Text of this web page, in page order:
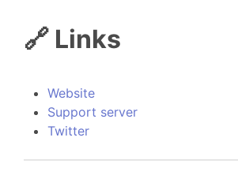
🔗 Links
Website
Support server
Twitter